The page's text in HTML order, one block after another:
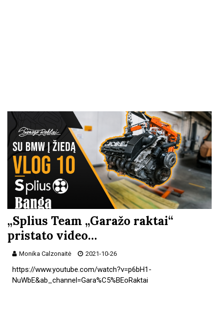
„Splius Team „Garažo raktai“
pristato video…
Monika Calzonaitė 2021-10-26
https://www.youtube.com/watch?v=p6bH1-
NuWbE&ab_channel=Gara%C5%BEoRaktai